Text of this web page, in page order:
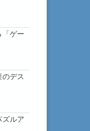
ゲー
デス
ズルア